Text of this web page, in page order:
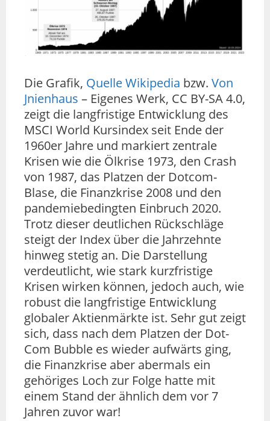
Die Grafik, Quelle Wikipedia bzw. Von
Jnienhaus – Eigenes Werk, CC BY-SA 4.0,
zeigt die langfristige Entwicklung des
MSCI World Kursindex seit Ende der
1960er Jahre und markiert zentrale
Krisen wie die Ölkrise 1973, den Crash
von 1987, das Platzen der Dotcom-
Blase, die Finanzkrise 2008 und den
pandemiebedingten Einbruch 2020.
Trotz dieser deutlichen Rückschläge
steigt der Index über die Jahrzehnte
hinweg stetig an. Die Darstellung
verdeutlicht, wie stark kurzfristige
Krisen wirken können, jedoch auch, wie
robust die langfristige Entwicklung
globaler Aktienmärkte ist. Sehr gut zeigt
sich, dass nach dem Platzen der Dot-
Com Bubble es wieder aufwärts ging,
die Finanzkrise aber abermals ein
gehöriges Loch zur Folge hatte mit
einem Stand der ähnlich dem vor 7
Jahren zuvor war!